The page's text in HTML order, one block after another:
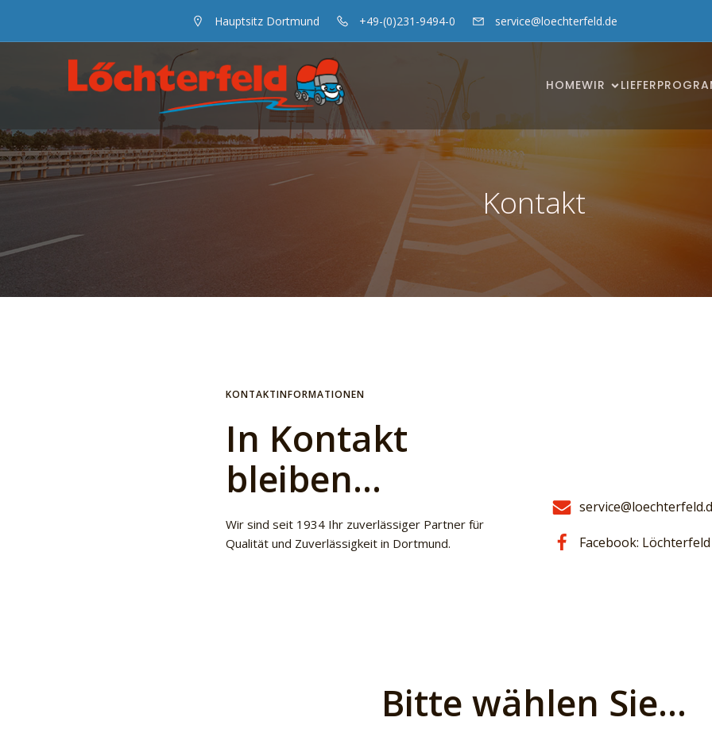
Hauptsitz Dortmund +49-(0)231-9494-0 service@loechterfeld.de
HOMEWIR
Kontakt
KONTAKTINFORMATIONEN
In Kontakt
bleiben…
Wir sind seit 1934 Ihr zuverlässiger Partner für
Qualität und Zuverlässigkeit in Dortmund.
Facebook: Löchterfeld
Bitte wählen Sie…